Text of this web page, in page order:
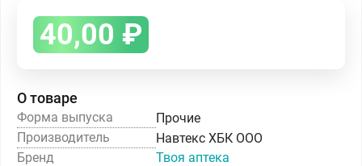
40,00 ₽
О товаре
Форма выпуска
Прочие
Производитель
Навтекс ХБК ООО
Бренд
Твоя аптека